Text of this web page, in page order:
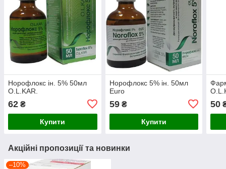
Норофлокс ін. 5% 50мл
O.L.KAR.
62 ₴
Купити
Норофлокс 5% ін. 50мл
Euro
59₴
Купити
50
Акційні пропозиції та новинки
–10%